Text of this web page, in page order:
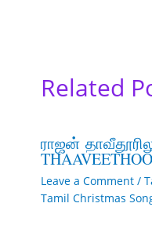
Related
ராஜன்
Leave a Comment /
Tamil Christmas